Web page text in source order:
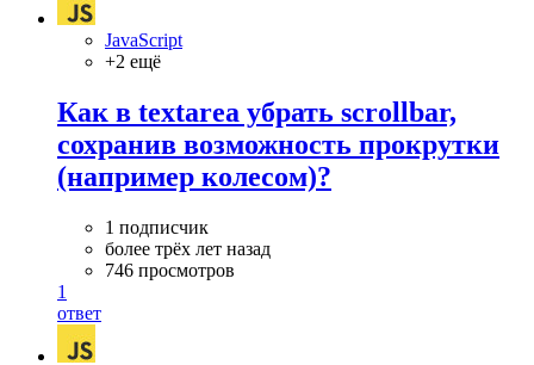
JavaScript
+2 ещё
Как в textarea убрать scrollbar,
сохранив возможность прокрутки
(например колесом)?
1 подписчик
более трёх лет назад
746 просмотров
1
ответ